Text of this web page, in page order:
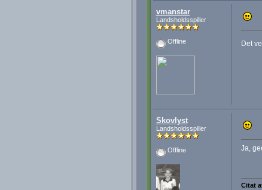
vmanstar
Landsholdsspiller
Offline Det
Skovlyst
Landsholdsspiller
Offline Ja,
Citat